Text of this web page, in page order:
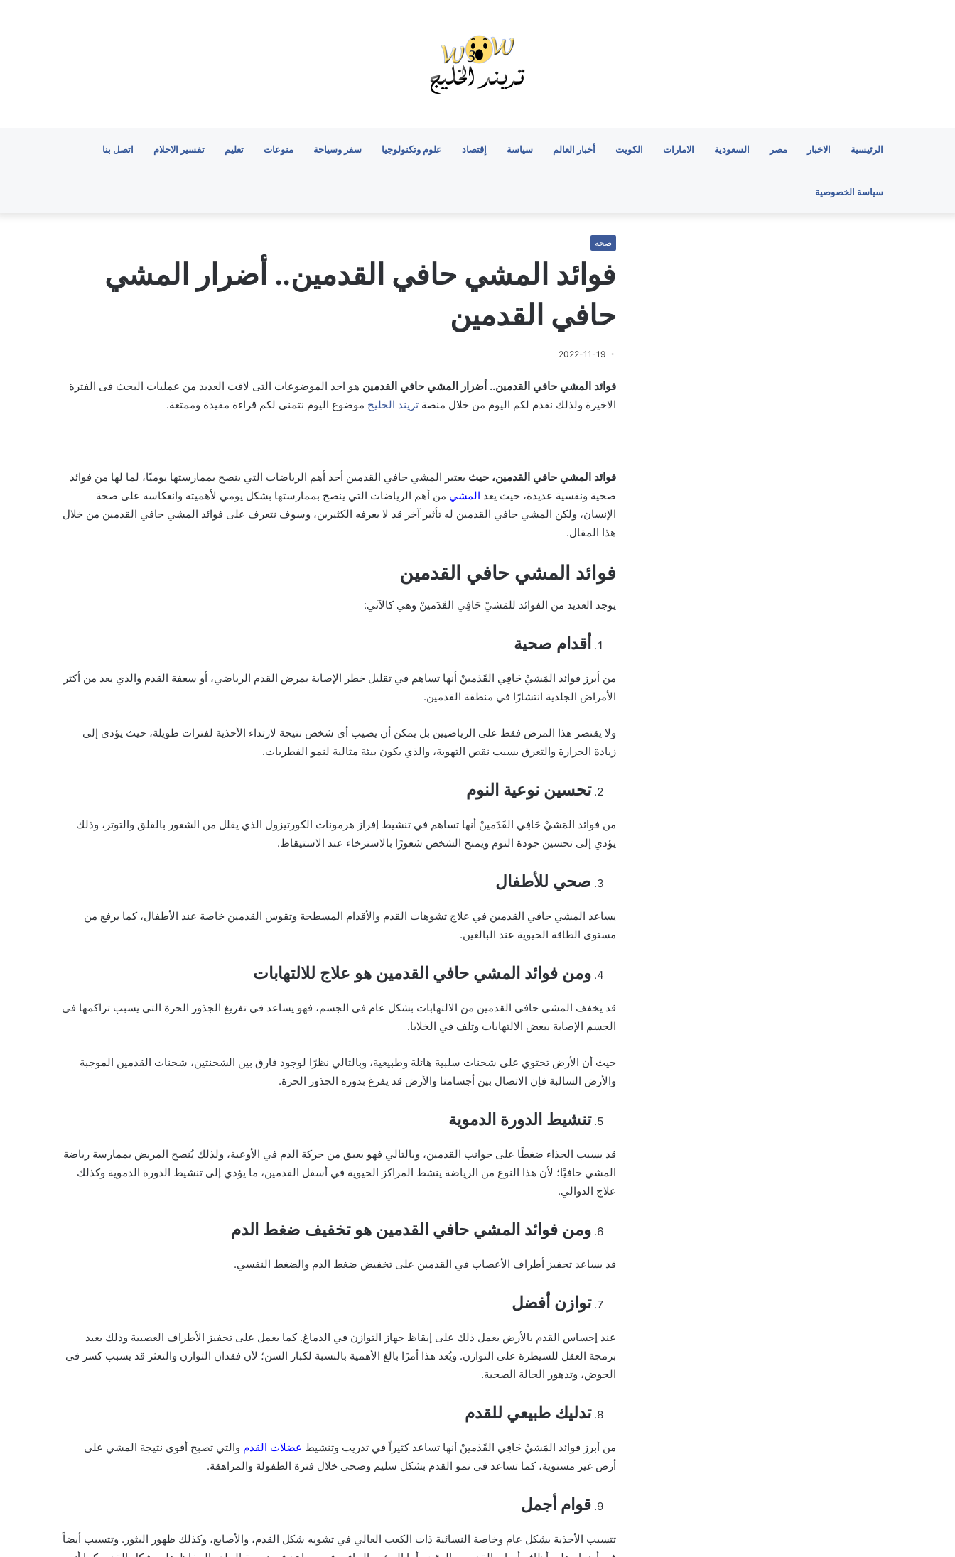
الرئيسية الاخبار مصر السعودية الامارات الكويت أخبار العالم سياسة إقتصاد علوم وتكنولوجيا سفر وسياحة منوعات تعليم تفسير الاحلام اتصل بنا
سياسة الخصوصية
صحة
فوائد المشي حافي القدمين.. أضرار المشي
حافي القدمين
2022-11-19
فوائد المشي حافي القدمين.. أضرار المشي حافي القدمين هو احد الموضوعات التى لاقت العديد من عمليات البحث فى الفترة
الاخيرة ولذلك نقدم لكم اليوم من خلال منصة تريند الخليج موضوع اليوم نتمنى لكم قراءة مفيدة وممتعة.
فوائد المشي حافي القدمين، حيث يعتبر المشي حافي القدمين أحد أهم الرياضات التي ينصح بممارستها يوميًا، لما لها من فوائد
صحية ونفسية عديدة، حيث يعد المشي من أهم الرياضات التي ينصح بممارستها بشكل يومي لأهميته وانعكاسه على صحة
الإنسان، ولكن المشي حافي القدمين له تأثير آخر قد لا يعرفه الكثيرين، وسوف نتعرف على فوائد المشي حافي القدمين من خلال
هذا المقال.
فوائد المشي حافي القدمين
يوجد العديد من الفوائد للمَشيْ حَافِي القَدَمينْ وهي كالآتي:
أقدام صحية
من أبرز فوائد المَشيْ حَافِي القَدَمينْ أنها تساهم في تقليل خطر الإصابة بمرض القدم الرياضي، أو سعفة القدم والذي يعد من أكثر
الأمراض الجلدية انتشارًا في منطقة القدمين.
ولا يقتصر هذا المرض فقط على الرياضيين بل يمكن أن يصيب أي شخص نتيجة لارتداء الأحذية لفترات طويلة، حيث يؤدي إلى
زيادة الحرارة والتعرق بسبب نقص التهوية، والذي يكون بيئة مثالية لنمو الفطريات.
تحسين نوعية النوم
من فوائد المَشيْ حَافِي القَدَمينْ أنها تساهم في تنشيط إفراز هرمونات الكورتيزول الذي يقلل من الشعور بالقلق والتوتر، وذلك
يؤدي إلى تحسين جودة النوم ويمنح الشخص شعورًا بالاسترخاء عند الاستيقاظ.
صحي للأطفال
يساعد المشي حافي القدمين في علاج تشوهات القدم والأقدام المسطحة وتقوس القدمين خاصة عند الأطفال، كما يرفع من
مستوى الطاقة الحيوية عند البالغين.
ومن فوائد المشي حافي القدمين هو علاج للالتهابات
قد يخفف المشي حافي القدمين من الالتهابات بشكل عام في الجسم، فهو يساعد في تفريغ الجذور الحرة التي يسبب تراكمها في
الجسم الإصابة ببعض الالتهابات وتلف في الخلايا.
حيث أن الأرض تحتوي على شحنات سلبية هائلة وطبيعية، وبالتالي نظرًا لوجود فارق بين الشحنتين، شحنات القدمين الموجبة
والأرض السالبة فإن الاتصال بين أجسامنا والأرض قد يفرغ بدوره الجذور الحرة.
تنشيط الدورة الدموية
قد يسبب الحذاء ضغطًا على جوانب القدمين، وبالتالي فهو يعيق من حركة الدم في الأوعية، ولذلك يُنصح المريض بممارسة رياضة
المشي حافيًا؛ لأن هذا النوع من الرياضة ينشط المراكز الحيوية في أسفل القدمين، ما يؤدي إلى تنشيط الدورة الدموية وكذلك
علاج الدوالي.
ومن فوائد المشي حافي القدمين هوتخفيف ضغط الدم
قد يساعد تحفيز أطراف الأعصاب في القدمين على تخفيض ضغط الدم والضغط النفسي.
توازن أفضل
عند إحساس القدم بالأرض يعمل ذلك على إيقاظ جهاز التوازن في الدماغ. كما يعمل على تحفيز الأطراف العصبية وذلك يعيد
برمجة العقل للسيطرة على التوازن. ويُعد هذا أمرًا بالغ الأهمية بالنسبة لكبار السن؛ لأن فقدان التوازن والتعثر قد يسبب كسر في
الحوض، وتدهور الحالة الصحية.
تدليك طبيعي للقدم
من أبرز فوائد المَشيْ حَافِي القَدَمينْ أنها تساعد كثيراً في تدريب وتنشيط عضلات القدم والتي تصبح أقوى نتيجة المشي على
أرض غير مستوية، كما تساعد في نمو القدم بشكل سليم وصحي خلال فترة الطفولة والمراهقة.
قوام أجمل
تتسبب الأحذية بشكل عام وخاصة النسائية ذات الكعب العالي في تشويه شكل القدم، والأصابع، وكذلك ظهور البثور. وتتسبب أيضاً